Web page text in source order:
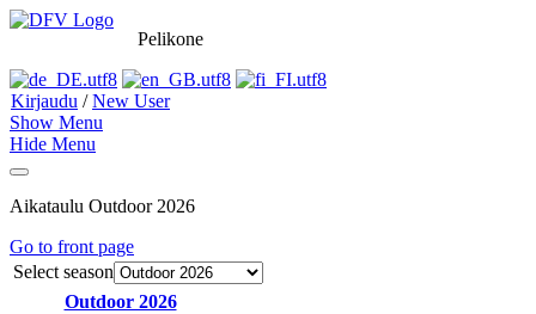
Pelikone
Kirjaudu /New User
Show Menu
Hide Menu
Aikataulu Outdoor 2026
Go to front page
Select season
Outdoor 2026